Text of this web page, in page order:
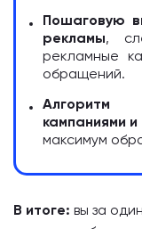
Пошаговую
рекламы,
рекламные
обращений.
Алгоритм
кампаниями
максимум
В итоге: вы за